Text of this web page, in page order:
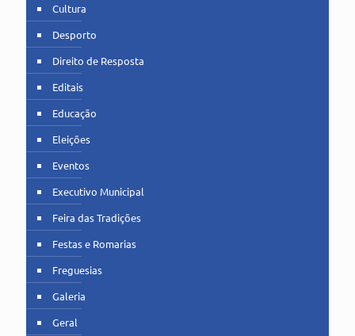
Cultura
Desporto
Direito de Resposta
Editais
Educação
Eleições
Eventos
Executivo Municipal
Feira das Tradições
Festas e Romarias
Freguesias
Galeria
Geral